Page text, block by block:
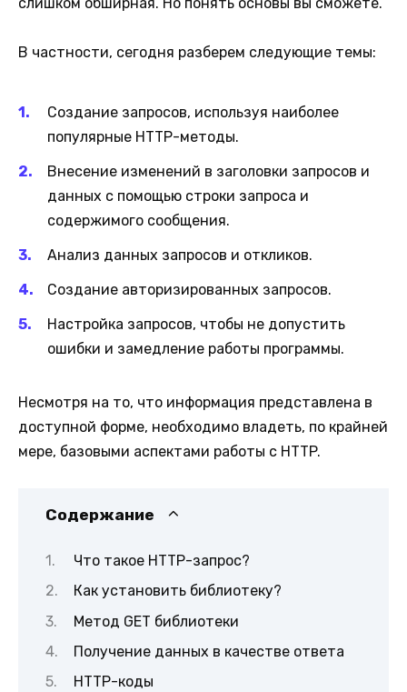
В частности, сегодня разберем следующие темы:
Создание запросов, используя наиболее
популярные HTTP-методы.
Внесение изменений в заголовки запросов и
данных с помощью строки запроса и
содержимого сообщения.
Анализ данных запросов и откликов.
Создание авторизированных запросов.
Настройка запросов, чтобы не допустить
ошибки и замедление работы программы.
Несмотря на то, что информация представлена в
доступной форме, необходимо владеть, по крайней
мере, базовыми аспектами работы с HTTP.
Содержание
Что такое HTTP-запрос?
Как установить библиотеку?
Метод GET библиотеки
Получение данных в качестве ответа
HTTP-коды